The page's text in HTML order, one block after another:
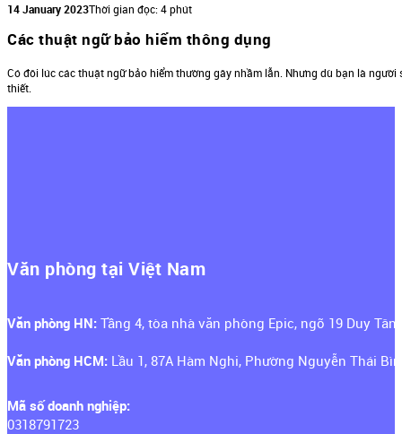
14 January 2023Thời gian đọc: 4 phút
Các thuật ngữ bảo hiểm thông dụng
Có đôi lúc các thuật ngữ bảo hiểm thường gây nhầm lẫn. Nhưng dù bạn là
thiết.
Văn phòng tại Việt Nam
Văn phòng HN: Tầng 4, tòa nhà văn phòng Epic, ngõ 19 Duy
Văn phòng HCM: Lầu 1, 87A Hàm Nghi, Phường Nguyễn Thái
Mã số doanh nghiệp:
0318791723